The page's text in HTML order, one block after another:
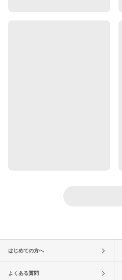
はじめての方へ
よくある質問